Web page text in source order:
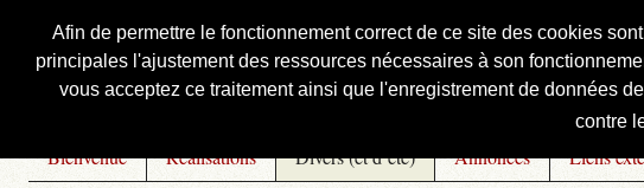
Afin de permettre le fonctionnement correct de ce site des cookies
principales l'ajustement des ressources nécessaires à son
vous acceptez ce traitement ainsi que l'enregistrement de données
contre
Courbis, « LE » Blog Officiel
Bienvenue Réalisations Divers (et d’été) Annonces Liens